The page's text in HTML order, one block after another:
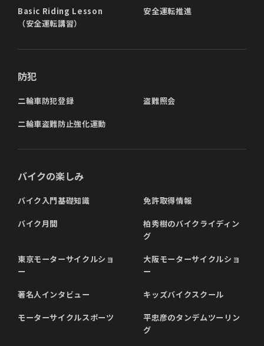
Basic Riding Lesson
（安全運転講習）
安全運転推進
防犯
二輪車防犯登録 盗難照会
二輪車盗難防止強化運動
バイクの楽しみ
バイク入門基礎知識 免許取得情報
バイク月間
柏秀樹のバイクライディン
グ
東京モーターサイクルショ
ー
大阪モーターサイクルショ
ー
著名人インタビュー キッズバイクスクール
モーターサイクルスポーツ
平忠彦のタンデムツーリン
グ